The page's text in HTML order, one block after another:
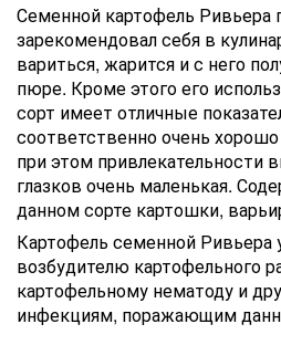
Семенной картофель Ривьера
зарекомендовал себя в
вариться, жарится и с него
пюре. Кроме этого его
сорт имеет отличные
соответственно очень хорошо
при этом привлекательности
глазков очень маленькая.
данном сорте картошки,
Картофель семенной Ривьера
возбудителю картофельного
картофельному нематоду и
инфекциям, поражающим